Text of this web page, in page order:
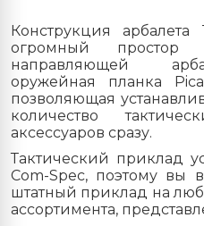
Конструкция арбалета
огромный
направляющей
оружейная планка
позволяющая
количество
аксессуаров сразу.
Тактический приклад
Com-Spec, поэтому вы
штатный приклад на
ассортимента,